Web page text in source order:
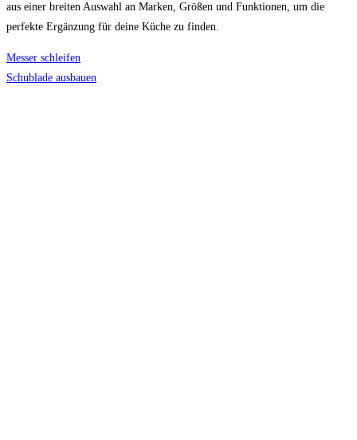
aus einer breiten Auswahl an Marken, Größen und Funktionen, um die
perfekte Ergänzung für deine Küche zu finden.
Messer schleifen
Schublade ausbauen